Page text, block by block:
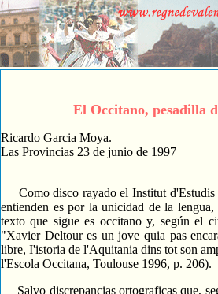
El Occitano, pesadilla
Ricardo Garcia Moya.
Las Provincias 23 de junio de 1997
Como disco rayado el Institut d'Estudis
entienden es por la unicidad de la
texto que sigue es occitano y, según el
"Xavier Deltour es un jove quia pas
libre, I'istoria de l'Aquitania dins tot son
l'Escola Occitana, Toulouse 1996, p. 206).
Salvo discrepancias ortograficas que,